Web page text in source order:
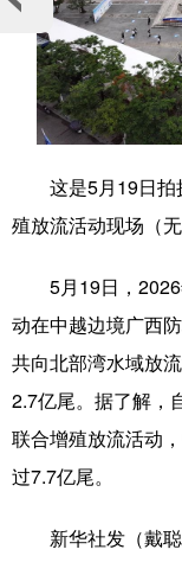
台湾
科技
健康
图片
食品
溯源中国
会展
悦读
亚太网
地方频道
这是5月19日拍
殖放流活动现场（无
5月19日，2026
动在中越边境广西
共向北部湾水域放
2.7亿尾。据了解，
联合增殖放流活动
过7.7亿尾。
新华社发（戴聪